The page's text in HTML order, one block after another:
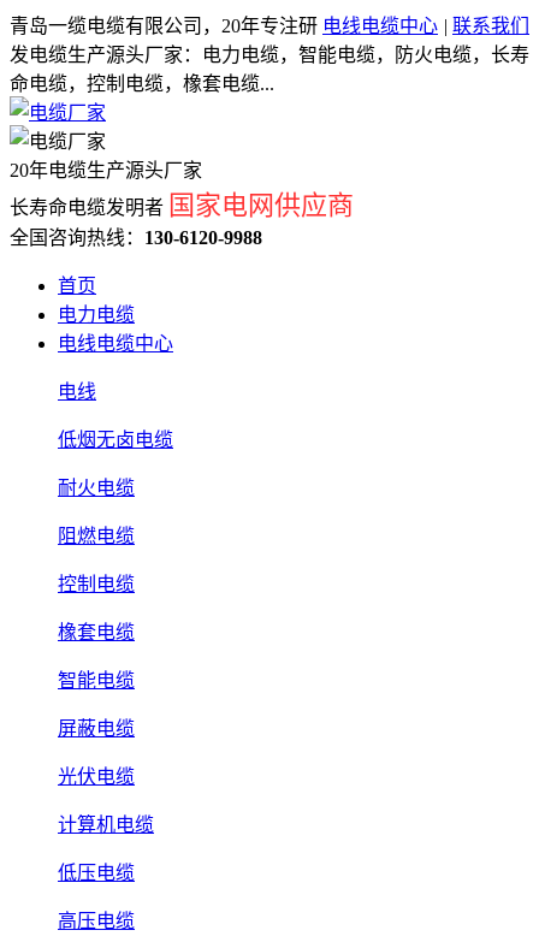
电线电缆中心 | 联系我们
青岛一缆电缆有限公司，20年专注研
发电缆生产源头厂家：电力电缆，智能电缆，防火电缆，长寿
命电缆，控制电缆，橡套电缆...
20年电缆生产源头厂家
长寿命电缆发明者 国家电网供应商
全国咨询热线： 130-6120-9988
首页
电力电缆
电线电缆中心
电线
低烟无卤电缆
耐火电缆
阻燃电缆
控制电缆
橡套电缆
智能电缆
屏蔽电缆
光伏电缆
计算机电缆
低压电缆
高压电缆